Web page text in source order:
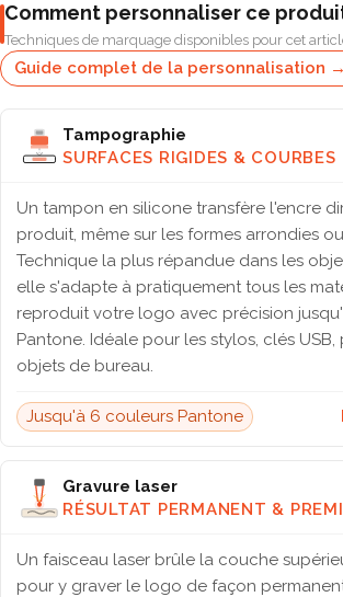
Comment personnaliser ce
Techniques de marquage disponibles pour cet
Guide complet de la personnalisation →
Tampographie
SURFACES RIGIDES & COURBES
Un tampon en silicone transfère l'encre
produit, même sur les formes arrondies
Technique la plus répandue dans les
elle s'adapte à pratiquement tous les
reproduit votre logo avec précision
Pantone. Idéale pour les stylos, clés
objets de bureau.
Jusqu'à 6 couleurs Pantone
Gravure laser
RÉSULTAT PERMANENT &
Un faisceau laser brûle la couche
pour y graver le logo de façon